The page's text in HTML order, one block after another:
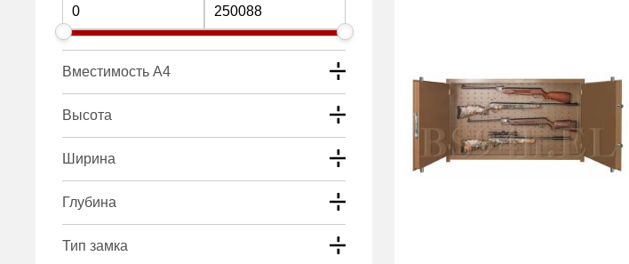
Вместимость А4
Высота
Ширина
Глубина
Тип замка